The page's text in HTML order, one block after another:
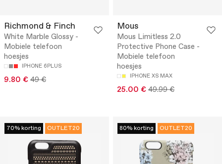
Richmond & Finch
White Marble Glossy -
Mobiele telefoon
hoesjes
IPHONE 6PLUS
9.80 € 49 €
Mous
Mous Limitless 2.0
Protective Phone Case -
Mobiele telefoon
hoesjes
IPHONE XS MAX
25.00 € 49.99 €
70% korting OUTLET20 80% korting OUTLET20